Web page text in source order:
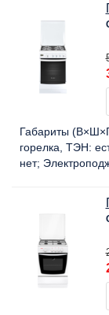
Габариты
горелка, ТЭН:
нет